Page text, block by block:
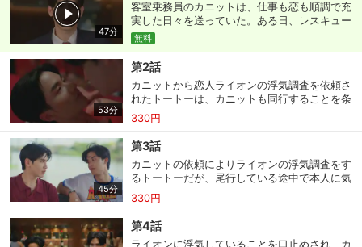
47分
客室乗務員のカニットは、仕事も恋も順調で充
実した日々を送っていた。ある日、レスキュー
隊員のトートーとすれ違いざまにスーツケース
を取り違えてしまう。一方、旅先でスーツケー
スの中身が違うことに気づいたトートーたちだ
ったが、カニットの高価な服や時計を借りるこ
とに。しかし、トラブルに巻き込まれた際に破
損させ…。
無料
53分
第2話
カニットから恋人ライオンの浮気調査を依頼さ
れたトートーは、カニットも同行することを条
件に出す。あまり乗り気ではないカニットだ
が、ライオンの尾行調査へついていくことに。
その後も浮気疑惑は払拭できないまま、カニッ
トは記念日のサプライズ準備のため、トートー
に荷物持ちを頼み買い物に出かけるが…。
330円
45分
第3話
カニットの依頼によりライオンの浮気調査をす
るトートーだが、尾行している途中で本人に気
付かれ取引を持ちかけらる。一方、カニットは
試験準備のため、トートーから人命救助を指導
してもらうことに。トートーはライオンが浮気
している事実を隠していたが、騙され続けるカ
330円
第4話
ライオンに浮気していることを口止めされ、カ